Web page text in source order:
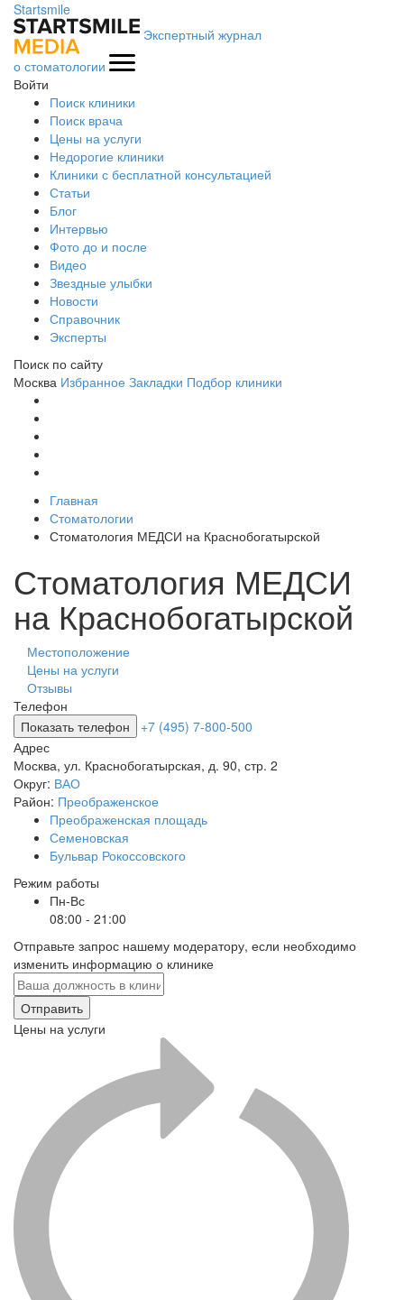
Startsmile
Экспертный журнал
о стоматологии
Войти
Поиск клиники
Поиск врача
Цены на услуги
Недорогие клиники
Клиники с бесплатной консультацией
Статьи
Блог
Интервью
Фото до и после
Видео
Звездные улыбки
Новости
Справочник
Эксперты
Поиск по сайту
Москва Избранное Закладки Подбор клиники
Главная
Стоматологии
Стоматология МЕДСИ на Краснобогатырской
Стоматология МЕДСИ
на Краснобогатырской
Местоположение
Цены на услуги
Отзывы
Телефон
Показать телефон
+7 (495) 7-800-500
Адрес
Москва, ул. Краснобогатырская, д. 90, стр. 2
Округ: ВАО
Район: Преображенское
Преображенская площадь
Семеновская
Бульвар Рокоссовского
Режим работы
Пн-Вс
08:00 - 21:00
Отправьте запрос нашему модератору, если необходимо
изменить информацию о клинике
Отправить
Цены на услуги